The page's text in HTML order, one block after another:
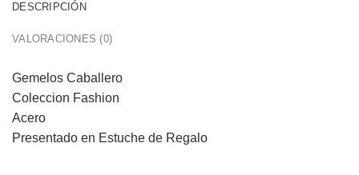
DESCRIPCIÓN
VALORACIONES (0)
Gemelos Caballero
Coleccion Fashion
Acero
Presentado en Estuche de Regalo